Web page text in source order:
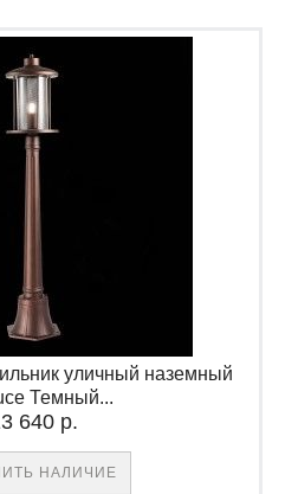
уличный наземный
Темный...
640 р.
НАЛИЧИЕ